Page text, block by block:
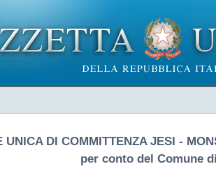
UNICA DI COMMITTENZA JESI -
per conto del Comune